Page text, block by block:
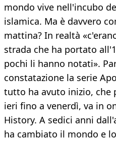
mondo vive nell'incubo
islamica. Ma è davvero
mattina? In realtà
strada che ha portato
pochi li hanno notati».
constatazione la serie
tutto ha avuto inizio, che
ieri fino a venerdì, va in
History. A sedici anni
ha cambiato il mondo e